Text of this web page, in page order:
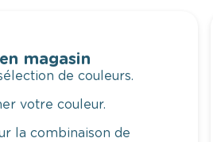
magasin
de couleurs.
votre couleur.
la combinaison de